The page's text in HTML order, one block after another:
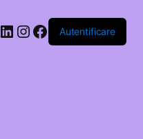
LinkedIn
Instagram
Facebook
Autentificare